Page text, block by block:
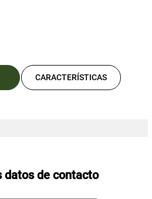
CARACTERÍSTICAS
datos de contacto